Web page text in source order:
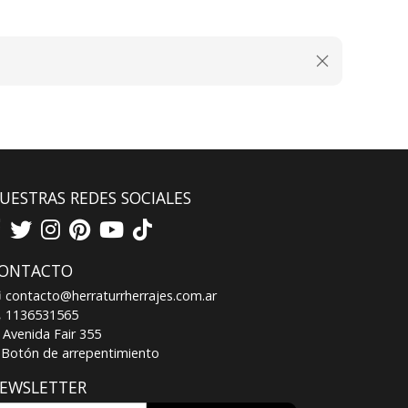
REDES SOCIALES
contacto@herraturrherrajes.com.ar
1136531565
Avenida Fair 355
Botón de arrepentimiento